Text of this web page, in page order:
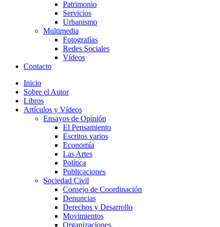
Patrimonio
Servicios
Urbanismo
Multimedia
Fotografías
Redes Sociales
Vídeos
Contacto
Inicio
Sobre el Autor
Libros
Artículos y Vídeos
Ensayos de Opinión
El Pensamiento
Escritos varios
Economía
Las Artes
Política
Publicaciones
Sociedad Civil
Consejo de Coordinación
Denuncias
Derechos y Desarrollo
Movimientos
Organizaciones